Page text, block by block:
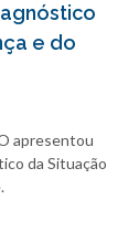
e do
apresentou
da Situação